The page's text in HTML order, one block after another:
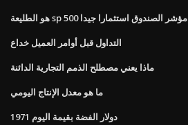
هو الطليعة sp 500 مؤشر الصندوق استثمارا جيدا
التداول قبل أوامر العميل خداع
ماذا يعني مصطلح الذمم التجارية الدائنة
ما هو معدل الإنتاج اليومي
1971 دولار الفضة بقيمة اليوم